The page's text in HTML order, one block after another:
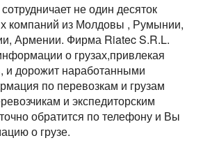
не один десяток
компаний из Молдовы , Румынии,
Армении. Фирма Riatec S.R.L.
о грузах,привлекая
и дорожит наработанными
по перевозкам и грузам
и экспедиторским
обратится по телефону и Вы
о грузе.